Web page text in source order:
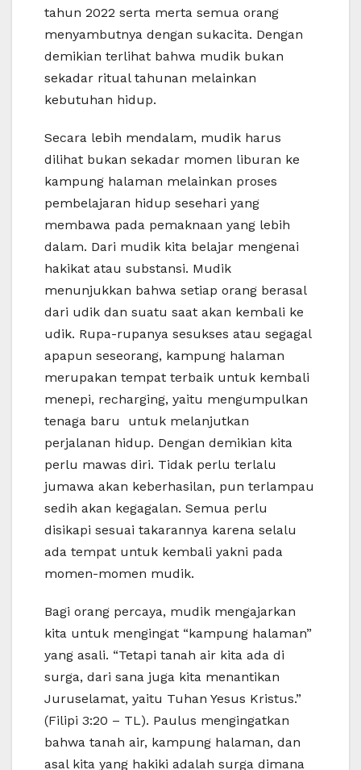
tahun 2022 serta merta semua orang
menyambutnya dengan sukacita. Dengan
demikian terlihat bahwa mudik bukan
sekadar ritual tahunan melainkan
kebutuhan hidup.
Secara lebih mendalam, mudik harus
dilihat bukan sekadar momen liburan ke
kampung halaman melainkan proses
pembelajaran hidup sesehari yang
membawa pada pemaknaan yang lebih
dalam. Dari mudik kita belajar mengenai
hakikat atau substansi. Mudik
menunjukkan bahwa setiap orang berasal
dari udik dan suatu saat akan kembali ke
udik. Rupa-rupanya sesukses atau segagal
apapun seseorang, kampung halaman
merupakan tempat terbaik untuk kembali
menepi, recharging, yaitu mengumpulkan
tenaga baru untuk melanjutkan
perjalanan hidup. Dengan demikian kita
perlu mawas diri. Tidak perlu terlalu
jumawa akan keberhasilan, pun terlampau
sedih akan kegagalan. Semua perlu
disikapi sesuai takarannya karena selalu
ada tempat untuk kembali yakni pada
momen-momen mudik.
Bagi orang percaya, mudik mengajarkan
kita untuk mengingat “kampung halaman”
yang asali. “Tetapi tanah air kita ada di
surga, dari sana juga kita menantikan
Juruselamat, yaitu Tuhan Yesus Kristus.”
(Filipi 3:20 – TL). Paulus mengingatkan
bahwa tanah air, kampung halaman, dan
asal kita yang hakiki adalah surga dimana